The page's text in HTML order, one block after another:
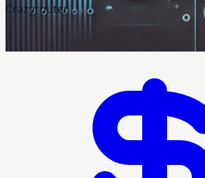
Crazyrouter